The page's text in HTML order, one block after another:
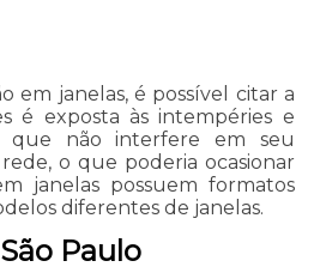
em janelas, é possível citar a
é exposta às intempéries e
que não interfere em seu
o que poderia ocasionar
janelas possuem formatos
diferentes de janelas.
Paulo